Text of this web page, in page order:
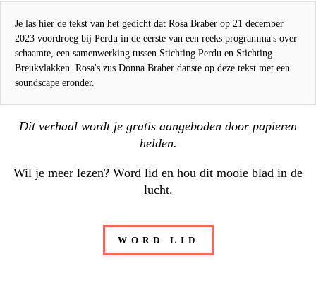
Je las hier de tekst van het gedicht dat Rosa Braber op 21 december
2023 voordroeg bij Perdu in de eerste van een reeks programma's over
schaamte, een samenwerking tussen Stichting Perdu en Stichting
Breukvlakken. Rosa's zus Donna Braber danste op deze tekst met een
soundscape eronder.
Dit verhaal wordt je gratis aangeboden door papieren
helden.
Wil je meer lezen? Word lid en hou dit mooie blad in de
lucht.
WORD LID